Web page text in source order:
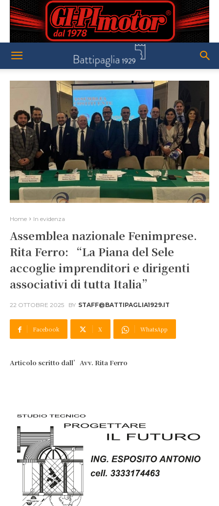
Home In evidenza
Assemblea nazionale Fenimprese.
Rita Ferro: “La Piana del Sele
accoglie imprenditori e dirigenti
associativi di tutta Italia”
22 OTTOBRE 2025 BY STAFF@BATTIPAGLIA1929.IT
Facebook X WhatsApp
Articolo scritto dall’Avv. Rita Ferro